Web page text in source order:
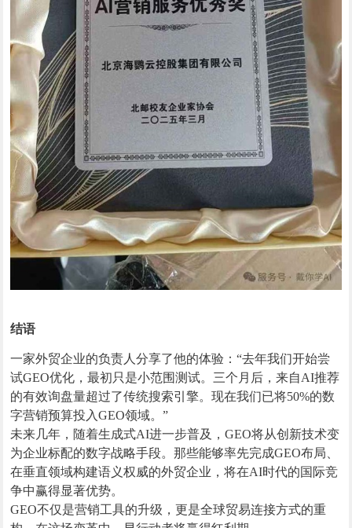
结语
一家外贸企业的负责人分享了他的体验：“去年我们开始尝
试GEO优化，最初只是小范围测试。三个月后，来自AI推荐
的有效询盘量超过了传统搜索引擎。现在我们已将50%的数
字营销预算投入GEO领域。”
未来几年，随着生成式AI进一步普及，GEO将从创新技术变
为企业标配的数字战略手段。那些能够率先完成GEO布局、
在垂直领域构建语义权威的外贸企业，将在AI时代的国际竞
争中赢得显著优势。
GEO不仅是营销工具的升级，更是全球贸易连接方式的重